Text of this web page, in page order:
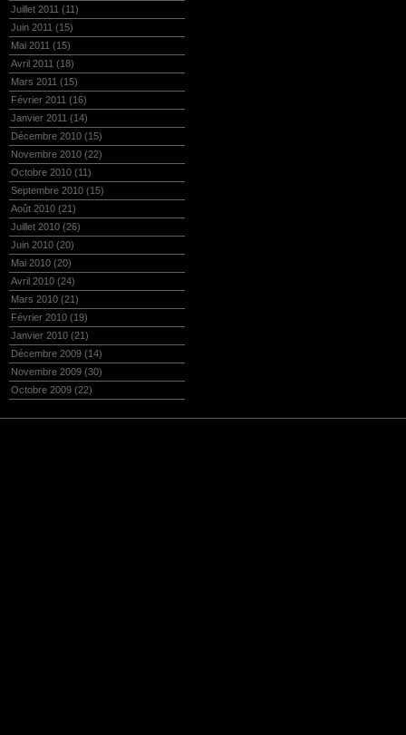
Juillet 2011 (11)
Juin 2011 (15)
Mai 2011 (15)
Avril 2011 (18)
Mars 2011 (15)
Février 2011 (16)
Janvier 2011 (14)
Décembre 2010 (15)
Novembre 2010 (22)
Octobre 2010 (11)
Septembre 2010 (15)
Août 2010 (21)
Juillet 2010 (26)
Juin 2010 (20)
Mai 2010 (20)
Avril 2010 (24)
Mars 2010 (21)
Février 2010 (19)
Janvier 2010 (21)
Décembre 2009 (14)
Novembre 2009 (30)
Octobre 2009 (22)